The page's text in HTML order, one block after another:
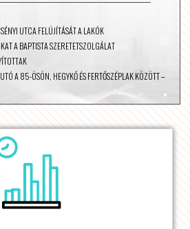
UTCA FELÚJÍTÁSÁT A LAKÓK
A BAPTISTA SZERETETSZOLGÁLAT
A 85-ÖSÖN, HEGYKŐ ÉS FERTŐSZÉPLAK KÖZÖTT –